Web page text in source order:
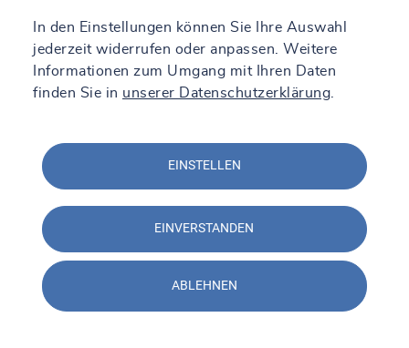
In den Einstellungen können Sie Ihre Auswahl
jederzeit widerrufen oder anpassen. Weitere
Informationen zum Umgang mit Ihren Daten
finden Sie in unserer Datenschutzerklärung
EINSTELLEN
EINVERSTANDEN
ABLEHNEN